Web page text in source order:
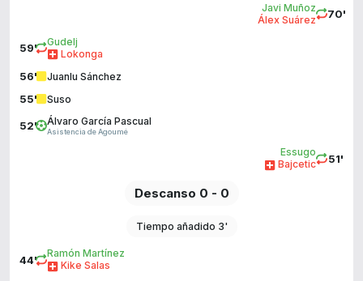
70'
Javi Muñoz
Álex Suárez
59'
Gudelj
Lokonga
56' Juanlu Sánchez
55' Suso
52' Álvaro García Pascual
Asistencia de Agoumé
51'
Essugo
Bajcetic
Descanso 0 - 0
Tiempo añadido 3'
44'
Ramón Martínez
Kike Salas